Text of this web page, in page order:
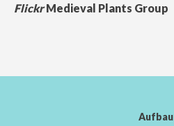
FlickrMedieval Plants Group
Aufbau